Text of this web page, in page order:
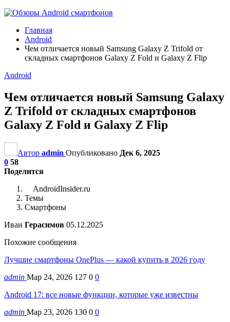
Главная
Android
Чем отличается новый Samsung Galaxy Z Trifold от
складных смартфонов Galaxy Z Fold и Galaxy Z Flip
Android
Чем отличается новый Samsung Galaxy
Z Trifold от складных смартфонов
Galaxy Z Fold и Galaxy Z Flip
Автор admin Опубликовано Дек 6, 2025
0 58
Поделится
AndroidInsider.ru
Темы
Смартфоны
Иван Герасимов 05.12.2025
Похожие сообщения
Лучшие смартфоны OnePlus — какой купить в 2026 году
admin Мар 24, 2026 127 0 0
Android 17: все новые функции, которые уже известны
admin Мар 23, 2026 130 0 0